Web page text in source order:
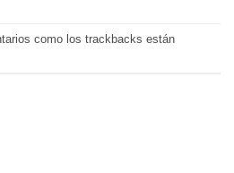
como los trackbacks están